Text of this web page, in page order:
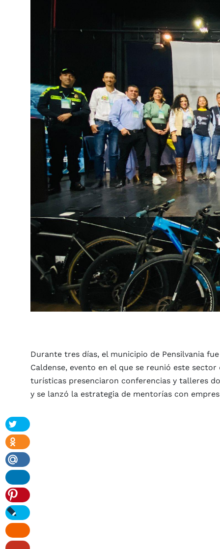
Durante tres días, el municipio de Pensilvania
Caldense, evento en el que se reunió este
turísticas presenciaron conferencias y talleres
y se lanzó la estrategia de mentorías con